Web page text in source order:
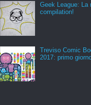
Geek League: La
compilation!
Treviso Comic
2017: primo